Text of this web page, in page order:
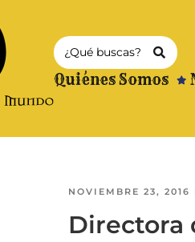
Quiénes Somos
NOVIEMBRE 23, 2016
Directora